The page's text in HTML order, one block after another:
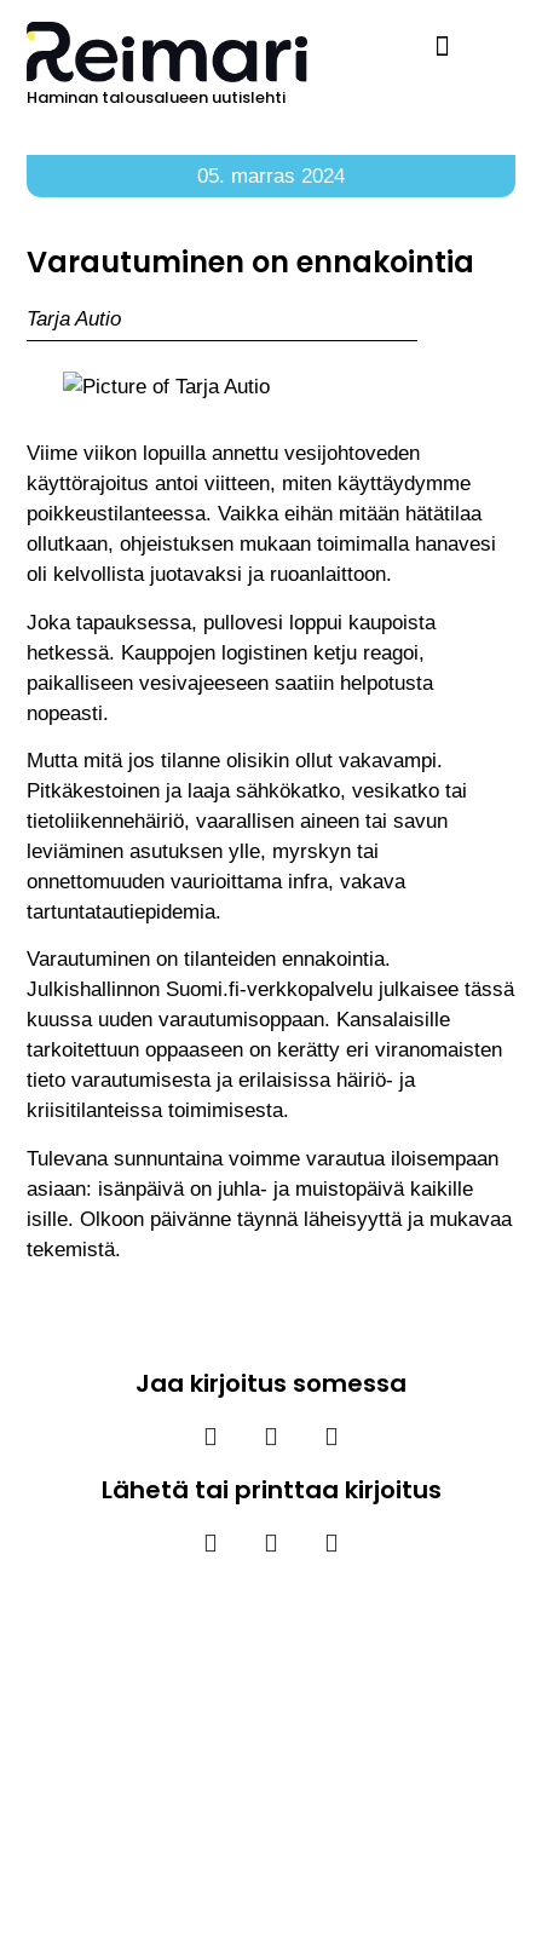
Haminan talousalueen uutislehti
05. marras 2024
Varautuminen on ennakointia
Tarja Autio
Viime viikon lopuilla annettu vesijohtoveden
käyttörajoitus antoi viitteen, miten käyttäydymme
poikkeustilanteessa. Vaikka eihän mitään hätätilaa
ollutkaan, ohjeistuksen mukaan toimimalla hanavesi
oli kelvollista juotavaksi ja ruoanlaittoon.
Joka tapauksessa, pullovesi loppui kaupoista
hetkessä. Kauppojen logistinen ketju reagoi,
paikalliseen vesivajeeseen saatiin helpotusta
nopeasti.
Mutta mitä jos tilanne olisikin ollut vakavampi.
Pitkäkestoinen ja laaja sähkökatko, vesikatko tai
tietoliikennehäiriö, vaarallisen aineen tai savun
leviäminen asutuksen ylle, myrskyn tai
onnettomuuden vaurioittama infra, vakava
tartuntatautiepidemia.
Varautuminen on tilanteiden ennakointia.
Julkishallinnon Suomi.fi-verkkopalvelu julkaisee tässä
kuussa uuden varautumisoppaan. Kansalaisille
tarkoitettuun oppaaseen on kerätty eri viranomaisten
tieto varautumisesta ja erilaisissa häiriö- ja
kriisitilanteissa toimimisesta.
Tulevana sunnuntaina voimme varautua iloisempaan
asiaan: isänpäivä on juhla- ja muistopäivä kaikille
isille. Olkoon päivänne täynnä läheisyyttä ja mukavaa
tekemistä.
Jaa kirjoitus somessa
Lähetä tai printtaa kirjoitus